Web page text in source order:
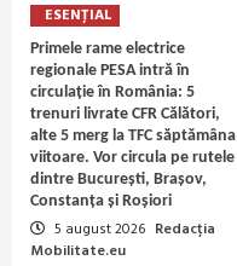
ESENȚIAL
Primele rame electrice
regionale PESA intră în
circulație în România: 5
trenuri livrate CFR Călători,
alte 5 merg la TFC săptămâna
viitoare. Vor circula pe rutele
dintre București, Brașov,
Constanța și Roșiori
5 august 2026 Redacția
Mobilitate.eu